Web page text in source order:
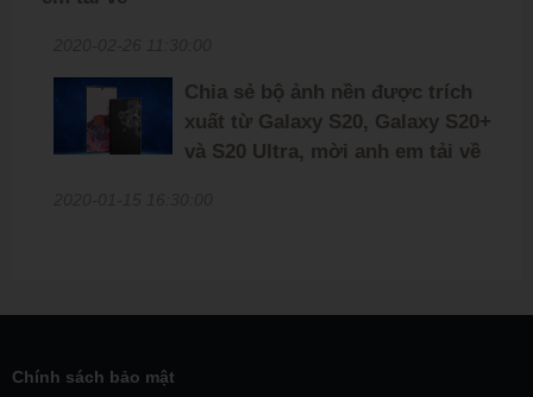
Chia sẻ bộ ảnh nền được trích
xuất từ Galaxy S20, Galaxy S20+
và S20 Ultra, mời anh em tải về
Chính sách bảo mật